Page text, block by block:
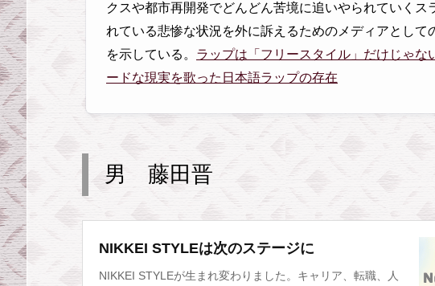
クスや都市再開発でどんどん苦境に追いやられていく
れている悲惨な状況を外に訴えるためのメディアとして
を示している。 ラップは「フリースタイル」だけじゃ
ードな現実を歌った日本語ラップの存在
男 藤田晋
NIKKEI STYLEは次のステージに
NIKKEI STYLEが生まれ変わりました。キャリア、転職、人